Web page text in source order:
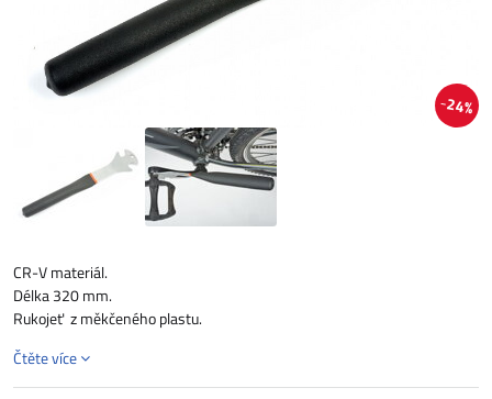
24%
CR-V materiál.
Délka 320 mm.
Rukojeť z měkčeného plastu.
Čtěte více